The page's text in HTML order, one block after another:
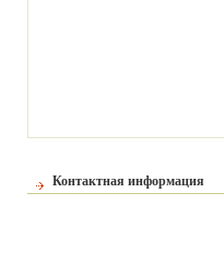
Контактная информация